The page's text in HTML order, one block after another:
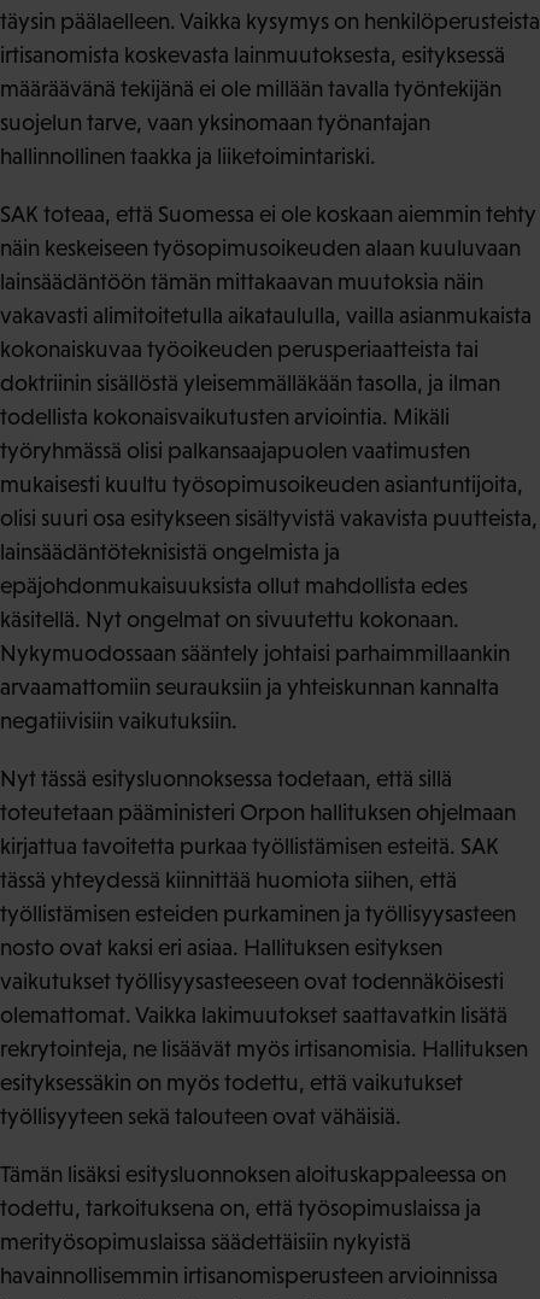
täysin päälaelleen. Vaikka kysymys on henkilöperusteista
irtisanomista koskevasta lainmuutoksesta, esityksessä
määräävänä tekijänä ei ole millään tavalla työntekijän
suojelun tarve, vaan yksinomaan työnantajan
hallinnollinen taakka ja liiketoimintariski.
SAK toteaa, että Suomessa ei ole koskaan aiemmin tehty
näin keskeiseen työsopimusoikeuden alaan kuuluvaan
lainsäädäntöön tämän mittakaavan muutoksia näin
vakavasti alimitoitetulla aikataululla, vailla asianmukaista
kokonaiskuvaa työoikeuden perusperiaatteista tai
doktriinin sisällöstä yleisemmälläkään tasolla, ja ilman
todellista kokonaisvaikutusten arviointia. Mikäli
työryhmässä olisi palkansaajapuolen vaatimusten
mukaisesti kuultu työsopimusoikeuden asiantuntijoita,
olisi suuri osa esitykseen sisältyvistä vakavista puutteista,
lainsäädäntöteknisistä ongelmista ja
epäjohdonmukaisuuksista ollut mahdollista edes
käsitellä. Nyt ongelmat on sivuutettu kokonaan.
Nykymuodossaan sääntely johtaisi parhaimmillaankin
arvaamattomiin seurauksiin ja yhteiskunnan kannalta
negatiivisiin vaikutuksiin.
Nyt tässä esitysluonnoksessa todetaan, että sillä
toteutetaan pääministeri Orpon hallituksen ohjelmaan
kirjattua tavoitetta purkaa työllistämisen esteitä. SAK
tässä yhteydessä kiinnittää huomiota siihen, että
työllistämisen esteiden purkaminen ja työllisyysasteen
nosto ovat kaksi eri asiaa. Hallituksen esityksen
vaikutukset työllisyysasteeseen ovat todennäköisesti
olemattomat. Vaikka lakimuutokset saattavatkin lisätä
rekrytointeja, ne lisäävät myös irtisanomisia. Hallituksen
esityksessäkin on myös todettu, että vaikutukset
työllisyyteen sekä talouteen ovat vähäisiä.
Tämän lisäksi esitysluonnoksen aloituskappaleessa on
todettu, tarkoituksena on, että työsopimuslaissa ja
merityösopimuslaissa säädettäisiin nykyistä
havainnollisemmin irtisanomisperusteen arvioinnissa